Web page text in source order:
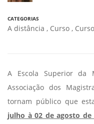
CATEGORIAS
A distância , Curso ,
A Escola Superior da
Associação dos
tornam público que
julho à 02 de agosto de